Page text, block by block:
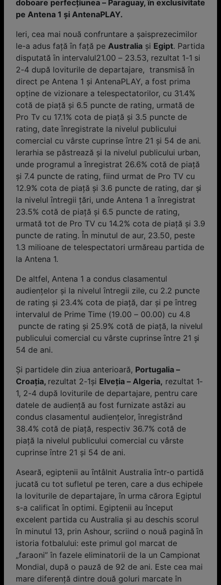
doboare perfecţiunea – Paraguay, ȋn exclusivitate
pe Antena 1 și AntenaPLAY.
Ieri, cea mai nouă confruntare a șaisprezecimilor
le-a adus faţă ȋn faţă pe Australiași Egipt. Partida
disputată ȋn intervalul21.00 – 23.53, rezultat 1-1 si
2-4 după loviturile de departajare, transmisă ȋn
direct pe Antena 1 și AntenaPLAY, a fost prima
opţine de vizionare a telespectatorilor, cu 31.4%
cotă de piață și 6.5 puncte de rating, urmată de
Pro Tv cu 17.1% cota de piaţă și 3.5 puncte de
rating, date ȋnregistrate la nivelul publicului
comercial cu vârste cuprinse ȋntre 21 și 54 de ani.
Ierarhia se păstrează şi la nivelul publicului urban,
unde programul a ȋnregistrat 26.6% cotă de piaţă
și 7.4 puncte de rating, fiind urmat de Pro TV cu
12.9% cota de piaţă și 3.6 puncte de rating, dar și
la nivelul ȋntregii ţări, unde Antena 1 a ȋnregistrat
23.5% cotă de piaţă și 6.5 puncte de rating,
urmată tot de Pro TV cu 14.2% cota de piaţă și 3.9
puncte de rating. În minutul de aur, 23.50, peste
1.3 milioane de telespectatori urmăreau partida de
la Antena 1.
De altfel, Antena 1 a condus clasamentul
audienţelor și la nivelul ȋntregii zile, cu 2.2 puncte
de rating și 23.4% cota de piaţă, dar și pe ȋntreg
intervalul de Prime Time (19.00 – 00.00) cu 4.8
puncte de rating și 25.9% cotă de piață, la nivelul
publicului comercial cu vârste cuprinse ȋntre 21 și
54 de ani.
Şi partidele din ziua anterioară, Portugalia –
Croaţia, rezultat 2-1și Elveţia – Algeria, rezultat 1-
1, 2-4 după loviturile de departajare, pentru care
datele de audienţă au fost furnizate astăzi au
condus clasamentul audienţelor, ȋnregistrând
38.4% cotă de piaţă, respectiv 36.7% cotă de
piaţă la nivelul publicului comercial cu vârste
cuprinse ȋntre 21 și 54 de ani.
Aseară, egiptenii au ȋntâlnit Australia ȋntr-o partidă
jucată cu tot sufletul pe teren, care a dus echipele
la loviturile de departajare, ȋn urma cărora Egiptul
s-a calificat ȋn optimi. Egiptenii au început
excelent partida cu Australia și au deschis scorul
în minutul 13, prin Ashour, scriind o nouă pagină ȋn
istoria fotbalului: este primul gol marcat de
„faraoni” în fazele eliminatorii de la un Campionat
Mondial, după o pauză de 92 de ani. Este cea mai
mare diferență dintre două goluri marcate în